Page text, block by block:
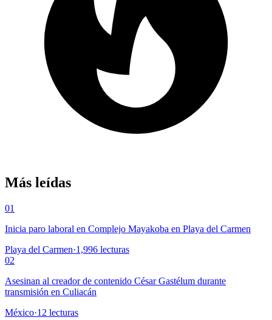
Más leídas
01
Inicia paro laboral en Complejo Mayakoba en Playa del Carmen
Playa del Carmen·1,996 lecturas
02
Asesinan al creador de contenido César Gastélum durante
transmisión en Culiacán
México·12 lecturas